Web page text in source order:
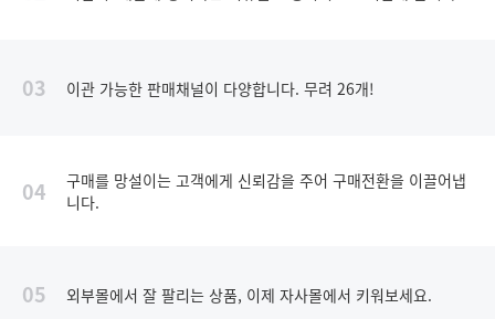
03 이관 가능한 판매채널이 다양합니다. 무려 26개!
04
구매를 망설이는 고객에게 신뢰감을 주어 구매전환을 이끌어냅
니다.
05 외부몰에서 잘 팔리는 상품, 이제 자사몰에서 키워보세요.